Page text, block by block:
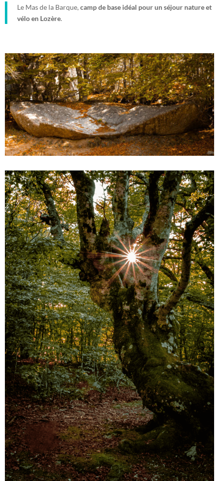
Le Mas de la Barque, camp de base idéal pour un séjour nature et
vélo en Lozère.